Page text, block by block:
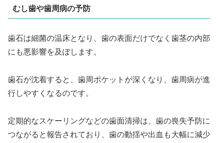
むし歯や歯周病の予防
歯石は細菌の温床となり、歯の表面だけでなく歯茎の内部
にも悪影響を及ぼします。
歯石が沈着すると、歯周ポケットが深くなり、歯周病が進
行しやすくなるのです。
定期的なスケーリングなどの歯面清掃は、歯の喪失予防に
つながると報告されており、歯の動揺や出血も大幅に減少